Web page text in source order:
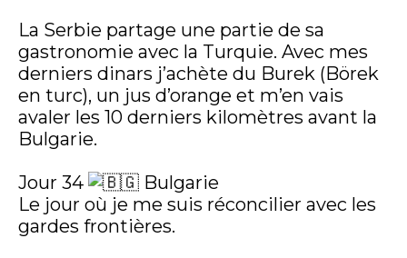
La Serbie partage une partie de sa
gastronomie avec la Turquie. Avec mes
derniers dinars j’achète du Burek (Börek
en turc), un jus d’orange et m’en vais
avaler les 10 derniers kilomètres avant la
Bulgarie.
Jour 34
Bulgarie
Le jour où je me suis réconcilier avec les
gardes frontières.